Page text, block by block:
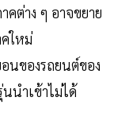
คต่าง ๆ อาจขยาย
ใหม่
นของรถยนต์ของ
นำเข้าไม่ได้